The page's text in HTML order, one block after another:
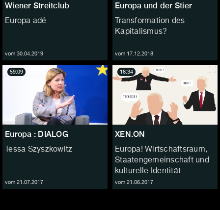
Wiener Streitclub
Europa adé
vom 30.04.2019
Europa und der Stier
Transformation des
Kapitalismus?
vom 17.12.2018
Europa : DIALOG
Tessa Szyszkowitz
vom 21.07.2017
59:09
XEN.ON
Europa! Wirtschaftsraum,
Staatengemeinschaft und
kulturelle Identität
vom 21.06.2017
16:34